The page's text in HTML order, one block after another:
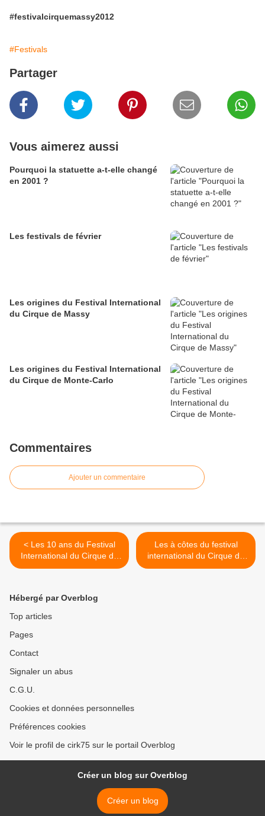
#festivalcirquemassy2012
#Festivals
Partager
Vous aimerez aussi
Pourquoi la statuette a-t-elle changé
en 2001 ?
Les festivals de février
Les origines du Festival International
du Cirque de Massy
Les origines du Festival International
du Cirque de Monte-Carlo
Commentaires
Ajouter un commentaire
< Les 10 ans du Festival
International du Cirque de
Massy
Les à côtes du festival
international du Cirque de
Massy >
Hébergé par Overblog
Top articles
Pages
Contact
Signaler un abus
C.G.U.
Cookies et données personnelles
Préférences cookies
Voir le profil de cirk75 sur le portail Overblog
Créer un blog sur Overblog
Créer un blog